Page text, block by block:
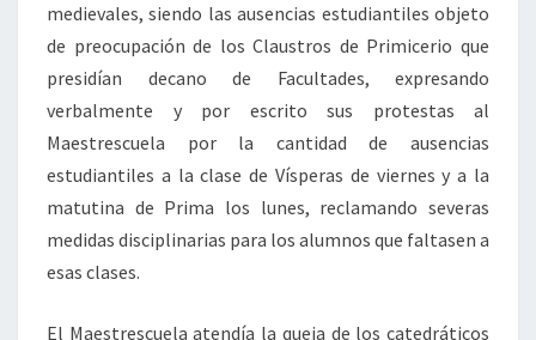
medievales, siendo las ausencias estudiantiles objeto
de preocupación de los Claustros de Primicerio que
presidían decano de Facultades, expresando
verbalmente y por escrito sus protestas al
Maestrescuela por la cantidad de ausencias
estudiantiles a la clase de Vísperas de viernes y a la
matutina de Prima los lunes, reclamando severas
medidas disciplinarias para los alumnos que faltasen a
esas clases.
El Maestrescuela atendía la queja de los catedráticos